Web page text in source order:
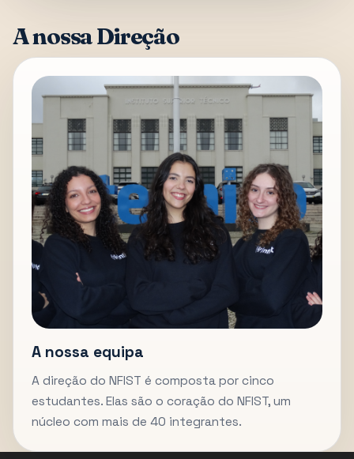
A nossa Direção
A nossa equipa
A direção do NFIST é composta por cinco
estudantes. Elas são o coração do NFIST, um
núcleo com mais de 40 integrantes.